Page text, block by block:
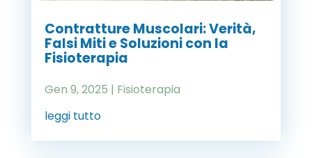
Contratture Muscolari: Verità,
Falsi Miti e Soluzioni con la
Fisioterapia
Gen 9, 2025 | Fisioterapia
leggi tutto